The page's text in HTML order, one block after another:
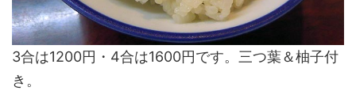
3合は1200円・4合は1600円です。三つ葉＆柚子付
き。